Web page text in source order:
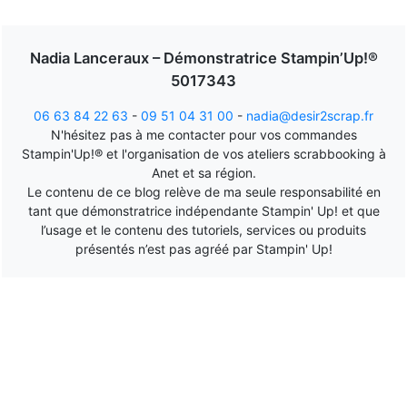
Nadia Lanceraux – Démonstratrice Stampin’Up!®
5017343
06 63 84 22 63 - 09 51 04 31 00 - nadia@desir2scrap.fr
N'hésitez pas à me contacter pour vos commandes
Stampin'Up!® et l'organisation de vos ateliers scrabbooking à
Anet et sa région.
Le contenu de ce blog relève de ma seule responsabilité en
tant que démonstratrice indépendante Stampin' Up! et que
l’usage et le contenu des tutoriels, services ou produits
présentés n’est pas agréé par Stampin' Up!